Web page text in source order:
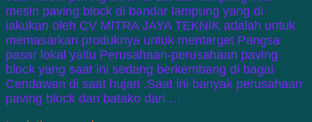
mesin paving block di bandar lampung yang di
lakukan oleh CV MITRA JAYA TEKNIK adalah untuk
memasarkan produknya untuk mentarget Pangsa
pasar lokal yaitu Perusahaan-perusahaan paving
block yang saat ini sedang berkembang di bagai
Cendawan di saat hujan .Saat ini banyak perusahaan
paving block dan batako dari …